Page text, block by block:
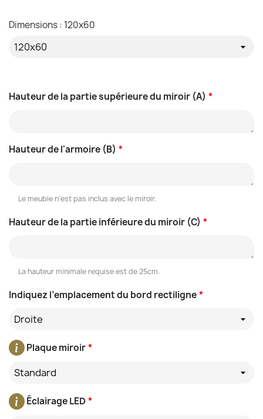
*
Hauteur de la partie supérieure du miroir (A)
*
Hauteur de l'armoire (B)
Le meuble n'est pas inclus avec le miroir.
*
Hauteur de la partie inférieure du miroir (C)
La hauteur minimale requise est de 25cm.
*
Indiquez l’emplacement du bord rectiligne
Droite
*
Plaque miroir
Standard
*
Éclairage LED
Dimensions : 120x60